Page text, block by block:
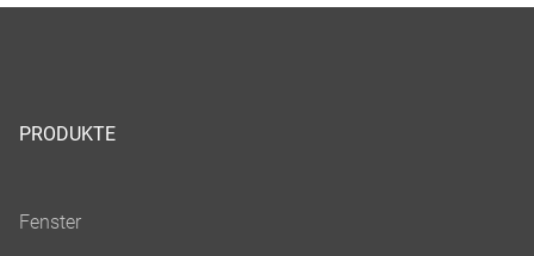
PRODUKTE